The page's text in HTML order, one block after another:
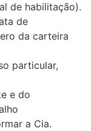
de habilitação).
de
da carteira
particular,
e do
a Cia.